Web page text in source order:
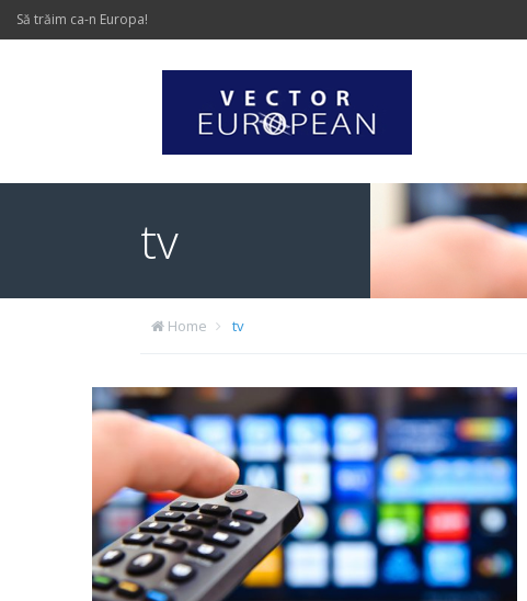
Să trăim ca-n Europa!
tv
Home tv